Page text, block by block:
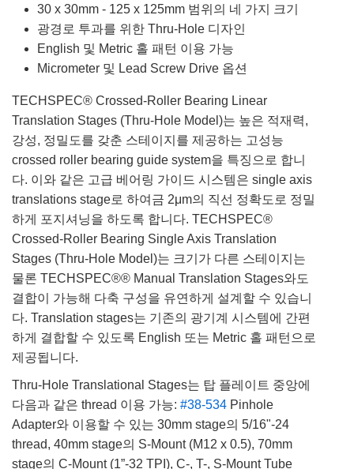
30 x 30mm - 125 x 125mm 범위의 네 가지 크기
광경로 투과를 위한 Thru-Hole 디자인
English 및 Metric 홀 패턴 이용 가능
Micrometer 및 Lead Screw Drive 옵션
TECHSPEC® Crossed-Roller Bearing Linear
Translation Stages (Thru-Hole Model)는 높은 적재력,
강성, 정밀도를 갖춘 스테이지를 제공하는 고성능
crossed roller bearing guide system을 특징으로 합니
다. 이와 같은 고급 베어링 가이드 시스템은 single axis
translations stage로 하여금 2μm의 직선 정확도로 정밀
하게 포지셔닝을 하도록 합니다. TECHSPEC®
Crossed-Roller Bearing Single Axis Translation
Stages (Thru-Hole Model)는 크기가 다른 스테이지는
물론 TECHSPEC®® Manual Translation Stages와도
결합이 가능해 다축 구성을 유연하게 설계할 수 있습니
다. Translation stages는 기존의 광기계 시스템에 간편
하게 결합할 수 있도록 English 또는 Metric 홀 패턴으로
제공됩니다.
Thru-Hole Translational Stages는 탑 플레이트 중앙에
다음과 같은 thread 이용 가능: #38-534 Pinhole
Adapter와 이용할 수 있는 30mm stage의 5/16"-24
thread, 40mm stage의 S-Mount (M12 x 0.5), 70mm
stage의 C-Mount (1”-32 TPI), C-, T-, S-Mount Tube